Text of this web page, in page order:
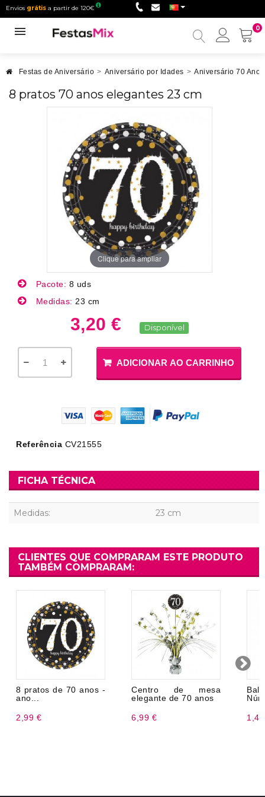
Envios grátis a partir de 120€
0
Minha
Festas de Aniversário > Aniversário por Idades > Aniversário 70 Anos
8 pratos 70 anos elegantes 23 cm
Clique para ampliar
Pacote: 8 uds
Medidas: 23 cm
3,20 € Disponível
ADICIONAR AO CARRINHO
Referência CV21555
FICHA TÉCNICA
Medidas: 23 cm
CLIENTES QUE COMPRARAM ESTE PRODUTO
TAMBÉM COMPRARAM:
8 pratos de 70 anos -
ano...
2,99 €
Centro de mesa
elegante de 70 anos
6,99 €